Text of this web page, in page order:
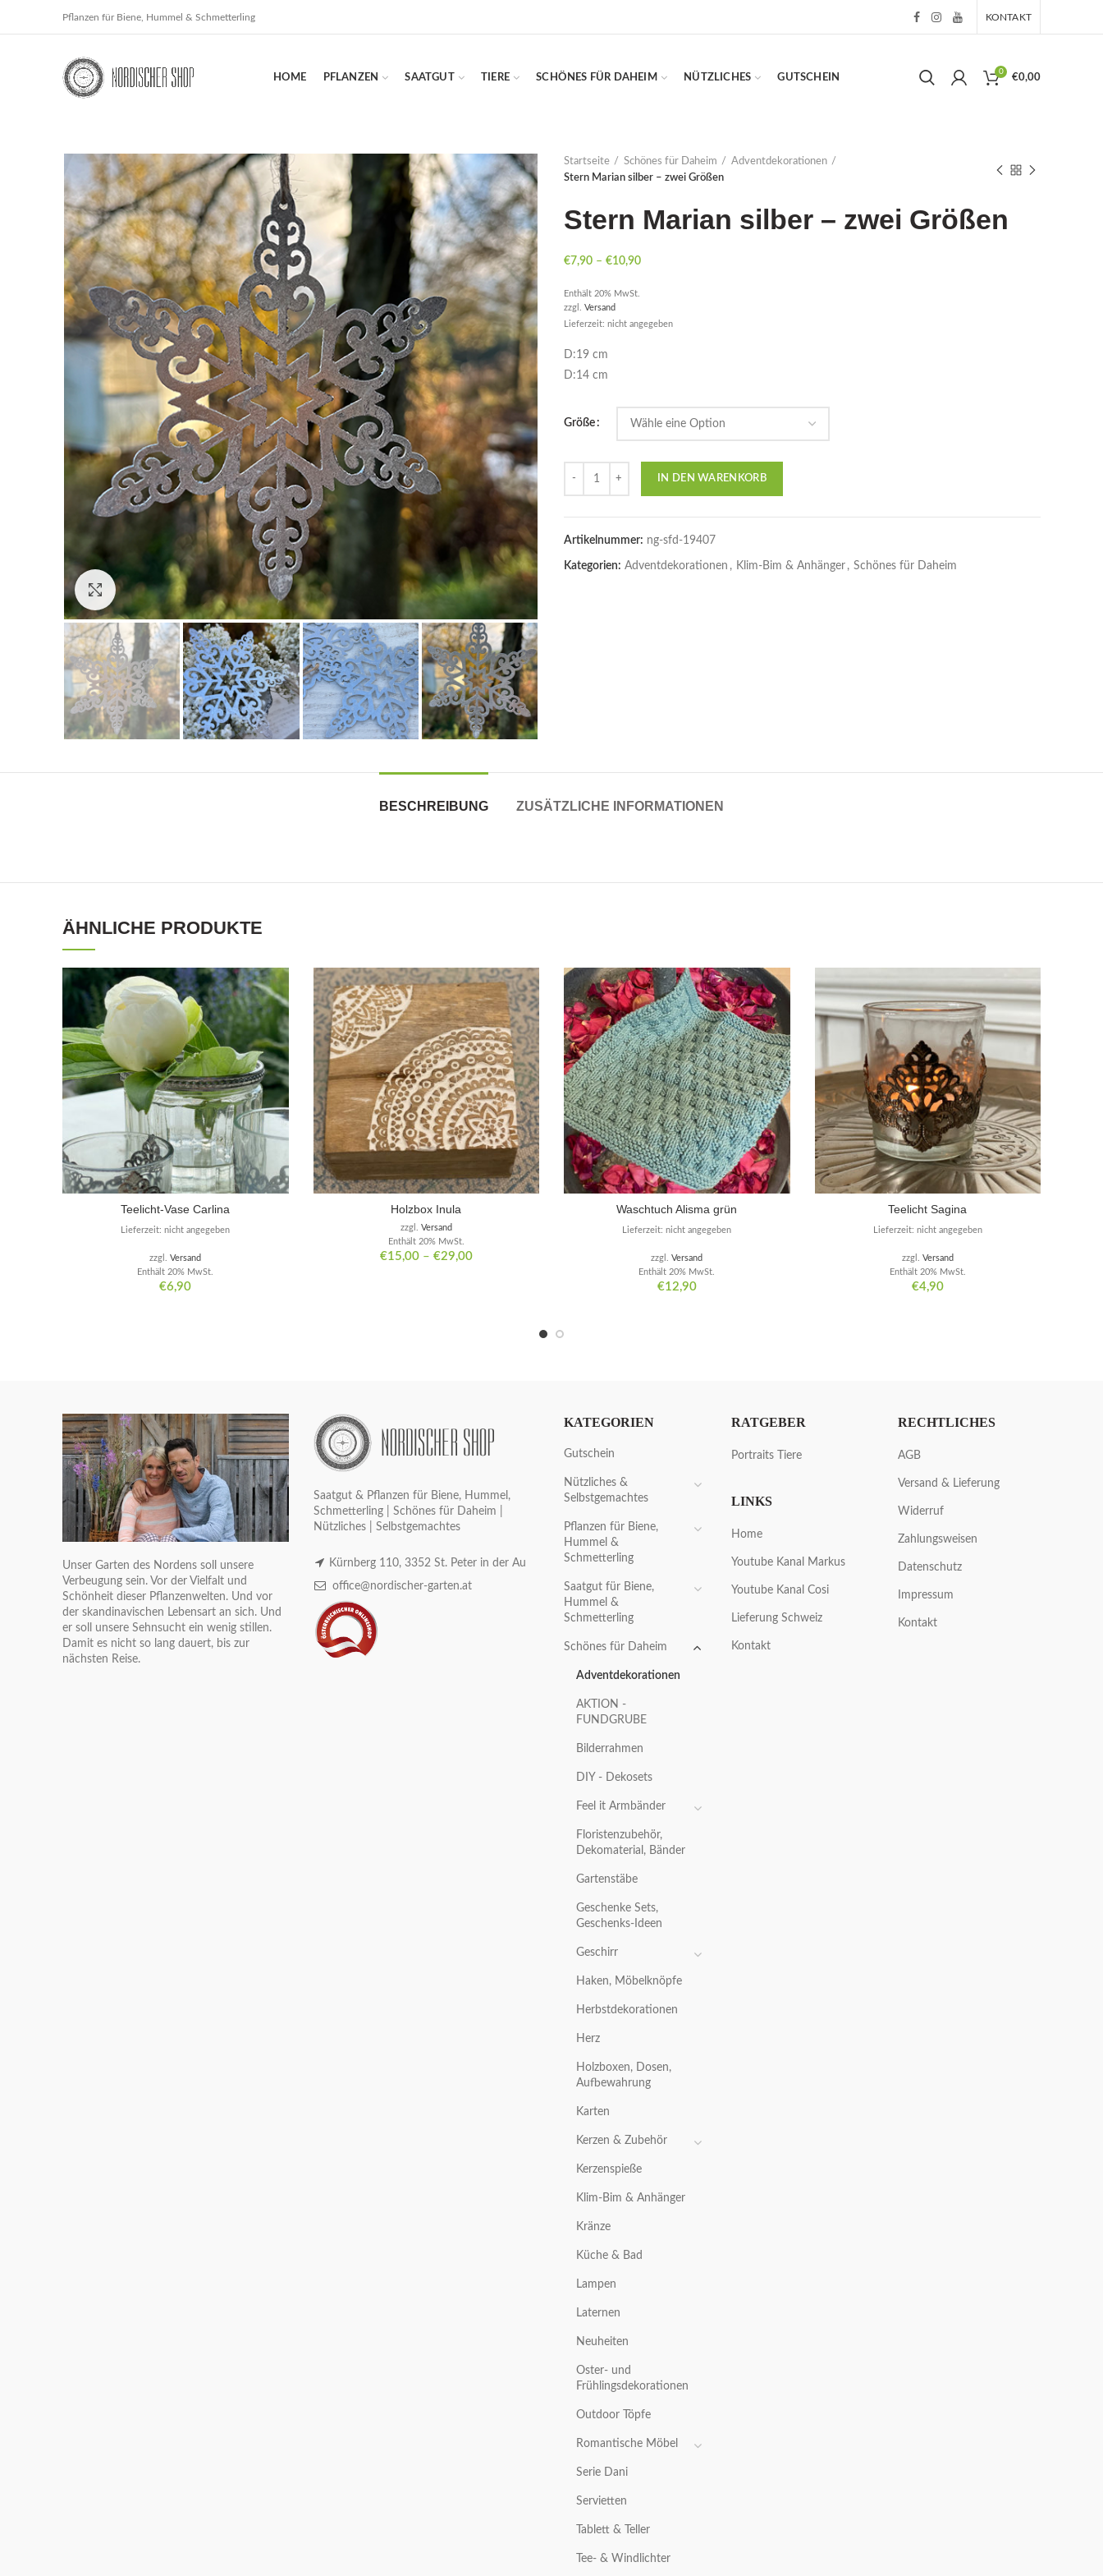
Pflanzen für Biene, Hummel & Schmetterling KONTAKT
HOME PFLANZEN SAATGUT TIERE SCHÖNES FÜR DAHEIM NÜTZLICHES GUTSCHEIN
0
€0,00
Click to enlarge
Startseite Schönes für Daheim
Adventdekorationen
Stern Marian silber – zwei Größen
Stern Marian silber – zwei Größen
€7,90 – €10,90
Enthält 20% MwSt.
zzgl. Versand
Lieferzeit: nicht angegeben
D:19 cm
D:14 cm
Größe
IN DEN WARENKORB
Artikelnummer: ng-sfd-19407
Kategorien: Adventdekorationen , Klim-Bim & Anhänger , Schönes für Daheim
BESCHREIBUNG ZUSÄTZLICHE INFORMATIONEN
ÄHNLICHE PRODUKTE
Teelicht-Vase Carlina
€6,90
Enthält 20% MwSt.
zzgl.Versand
Lieferzeit: nicht angegeben
Holzbox Inula
€15,00– €29,00
Enthält 20% MwSt.
zzgl. Versand
Waschtuch Alisma grün
€12,90
Enthält 20% MwSt.
zzgl.Versand
Lieferzeit: nicht angegeben
Teelicht Sagina
€4,90
Enthält 20% MwSt.
zzgl. Versand
Lieferzeit: nicht angegeben
Unser Garten des Nordens soll unsere
Verbeugung sein. Vor der Vielfalt und
Schönheit dieser Pflanzenwelten. Und vor
der skandinavischen Lebensart an sich. Und
er soll unsere Sehnsucht ein wenig stillen.
Damit es nicht so lang dauert, bis zur
nächsten Reise.
Saatgut & Pflanzen für Biene, Hummel,
Schmetterling | Schönes für Daheim |
Nützliches | Selbstgemachtes
Kürnberg 110, 3352 St. Peter in der Au
office@nordischer-garten.at
KATEGORIEN
Gutschein
Nützliches &
Selbstgemachtes
Pflanzen für Biene,
Hummel &
Schmetterling
Saatgut für Biene,
Hummel &
Schmetterling
Schönes für Daheim
Adventdekorationen
AKTION -
FUNDGRUBE
Bilderrahmen
DIY - Dekosets
Feel it Armbänder
Floristenzubehör,
Dekomaterial, Bänder
Gartenstäbe
Geschenke Sets,
Geschenks-Ideen
Geschirr
Haken, Möbelknöpfe
Herbstdekorationen
Herz
Holzboxen, Dosen,
Aufbewahrung
Karten
Kerzen & Zubehör
Kerzenspieße
Klim-Bim & Anhänger
Kränze
Küche & Bad
Lampen
Laternen
Neuheiten
Oster- und
Frühlingsdekorationen
Outdoor Töpfe
Romantische Möbel
Serie Dani
Servietten
Tablett & Teller
Tee- & Windlichter
RATGEBER
Portraits Tiere
LINKS
Home
Youtube Kanal Markus
Youtube Kanal Cosi
Lieferung Schweiz
Kontakt
RECHTLICHES
AGB
Versand & Lieferung
Widerruf
Zahlungsweisen
Datenschutz
Impressum
Kontakt